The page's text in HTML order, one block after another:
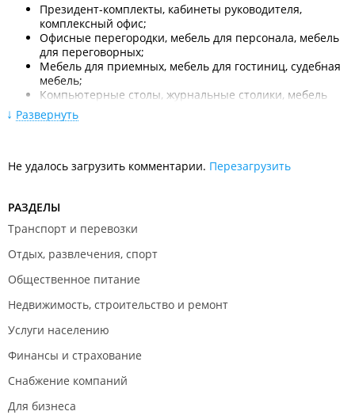
Президент-комплекты, кабинеты руководителя,
комплексный офис;
Офисные перегородки, мебель для персонала, мебель
для переговорных;
Мебель для приемных, мебель для гостиниц, судебная
мебель;
Компьютерные столы, журнальные столики, мебель
для школ;
Кресла для руководителя, кресла для персонала, стулья
Барные стулья, стулья для кафе, кресла для кафе;
Гостиные, спальни, детские;
Обеденные столы, обеденные группы;
Сейфы, стеллажи;
Вешалки, зеркала;
Искусственные растения, светильники;
Урны и пепельницы;
Бювары;
Настольные наборы;
Прочие аксессуары;
Офисные аксессуары.
Развернуть
Не удалось загрузить комментарии. Перезагрузить
РАЗДЕЛЫ
Транспорт и перевозки
Отдых, развлечения, спорт
Общественное питание
Недвижимость, строительство и ремонт
Услуги населению
Финансы и страхование
Снабжение компаний
Для бизнеса